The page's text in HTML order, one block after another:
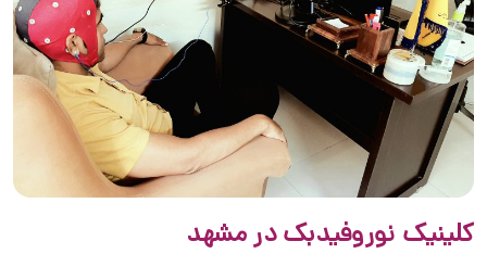
کلینیک نوروفیدبک در مشهد